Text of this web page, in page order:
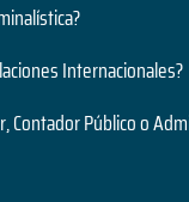
Internacionales?
Contador Público o